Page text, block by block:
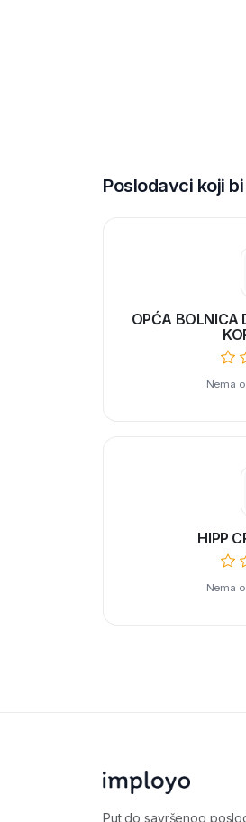
Poslodavci koji
OPĆA BOLNICA
Nema
HIPP
Nema
Put do savršenog